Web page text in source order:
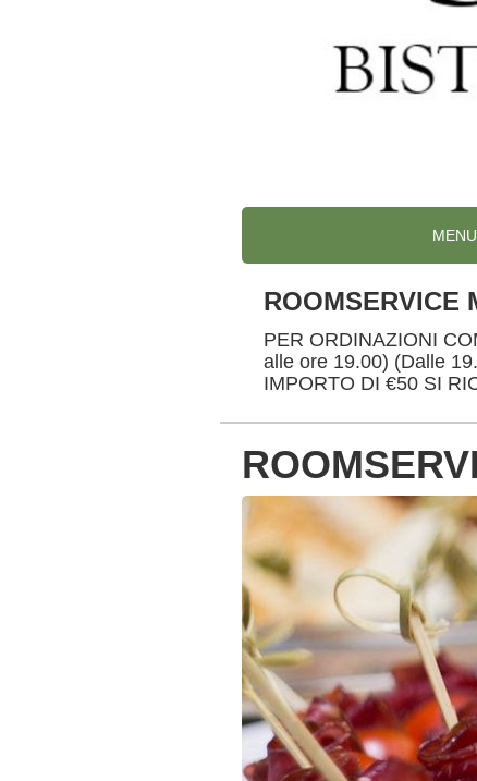
MENU
ROOMSERVICE
PER ORDINAZIONI
alle ore 19.00) (Dalle
IMPORTO DI €50 SI